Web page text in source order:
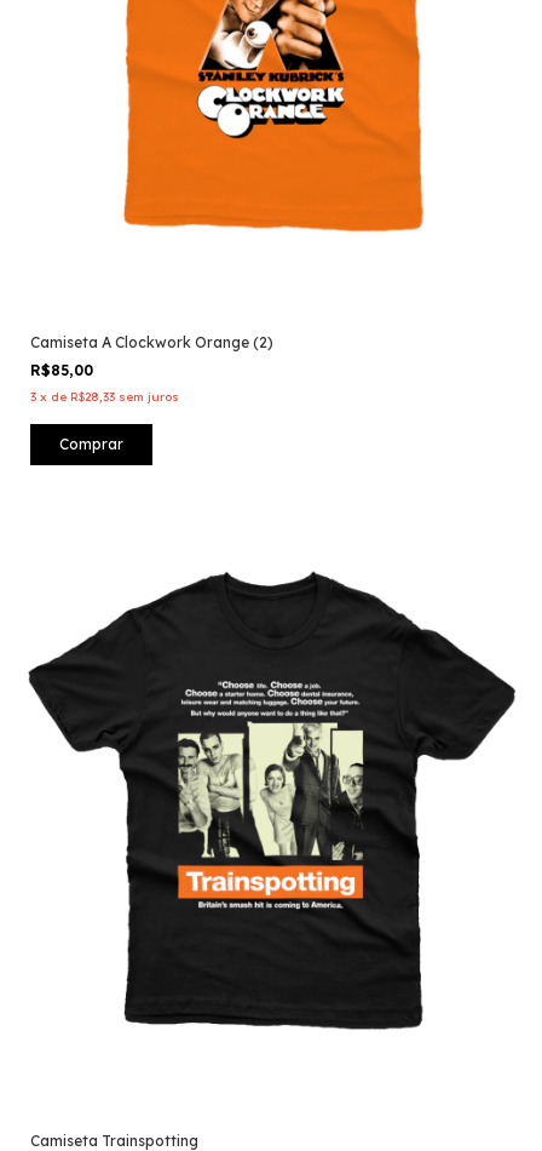
Camiseta A Clockwork Orange (2)
R$85,00
3 x de R$28,33 sem juros
Comprar
Camiseta Trainspotting